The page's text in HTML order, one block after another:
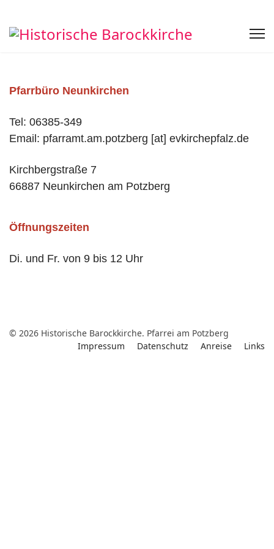
Pfarrbüro Neunkirchen
Tel: 06385-349
Email: pfarramt.am.potzberg [at] evkirchepfalz.de
Kirchbergstraße 7
66887 Neunkirchen am Potzberg
Öffnungszeiten
Di. und Fr. von 9 bis 12 Uhr
© 2026 Historische Barockkirche. Pfarrei am Potzberg
Impressum
Datenschutz Anreise Links